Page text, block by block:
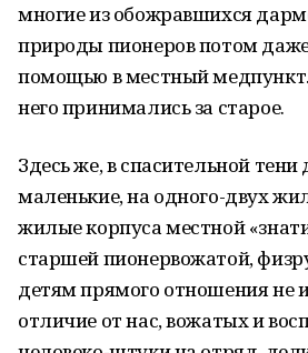
многие из обожравшихся
природы пионеров потом
помощью в местный
него принимались за старое.
Здесь же, в спасительной тени
маленькие, на одного-двух
жилые корпуса местной
старшей пионервожатой,
детям прямого отношения не
отличие от нас, вожатых и